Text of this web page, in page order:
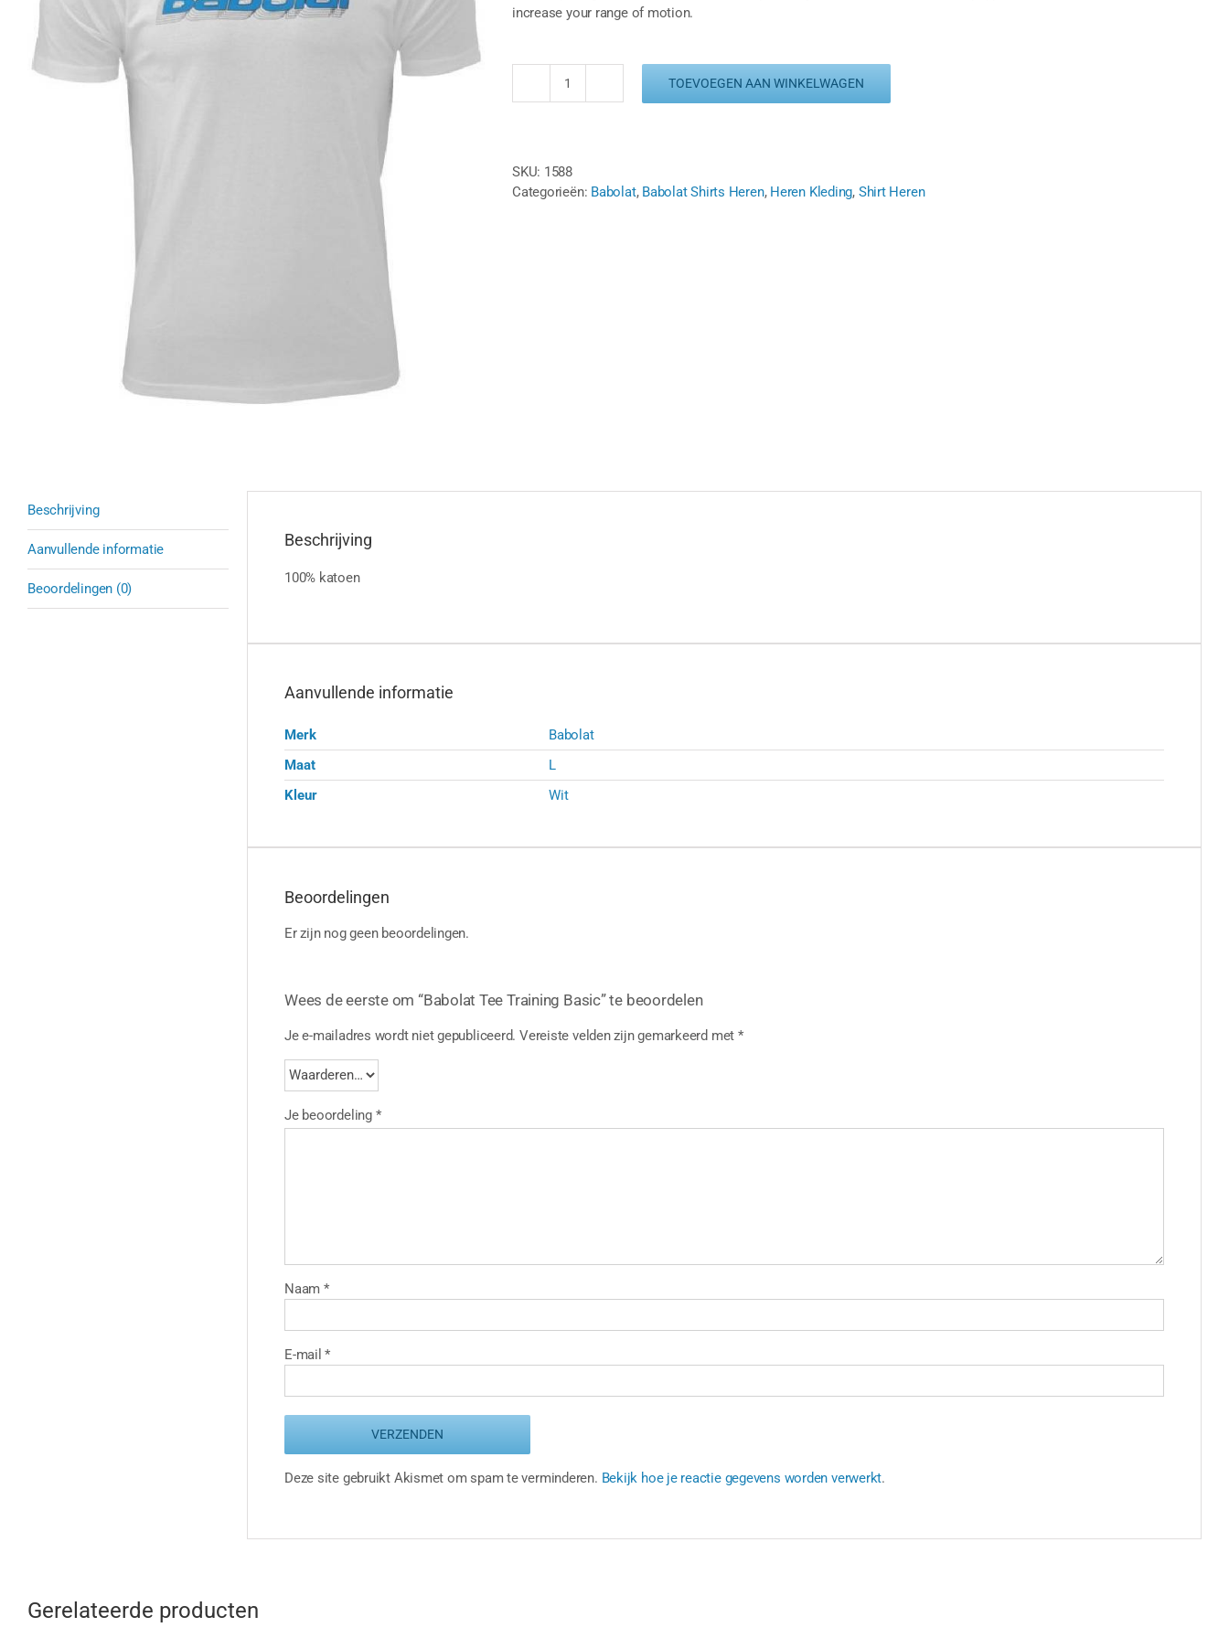
increase your range of motion.
Babolat
aantal
TOEVOEGEN AAN WINKELWAGEN
SKU: 1588
Categorieën: Babolat, Babolat Shirts Heren, Heren Kleding, Shirt Heren
Beschrijving
Aanvullende informatie
Beoordelingen (0)
Beschrijving
100% katoen
Aanvullende informatie
Merk
Babolat
Maat
L
Kleur
Wit
Beoordelingen
Er zijn nog geen beoordelingen.
Wees de eerste om “Babolat Tee Training Basic” te beoordelen
Je e-mailadres wordt niet gepubliceerd. Vereiste velden zijn gemarkeerd met *
Je beoordeling *
Naam *
E-mail*
Deze site gebruikt Akismet om spam te verminderen. Bekijk hoe je reactie gegevens worden verwerkt.
Gerelateerde producten